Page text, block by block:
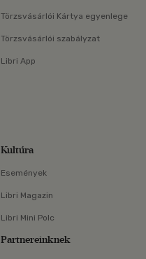
Törzsvásárlói Kártya egyenlege
Törzsvásárlói szabályzat
Libri App
Kultúra
Események
Libri Magazin
Libri Mini Polc
Partnereinknek